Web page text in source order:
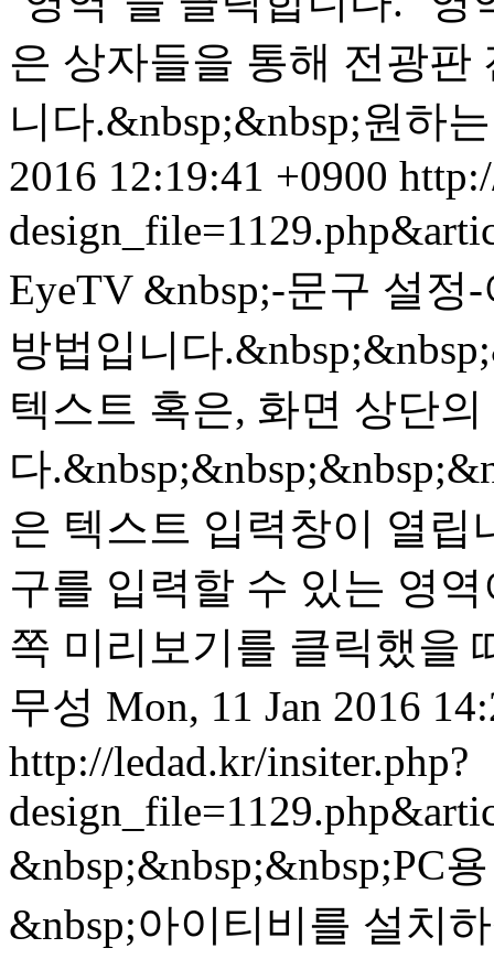
은 상자들을 통해 전광판
니다.&nbsp;&nbsp;원하
2016 12:19:41 +0900
EyeTV &nbsp;-문구 설
방법입니다
텍스트 혹은, 화면 상단
다
은 텍스트 입력창이 열립
구를 입력할 수 있는 영
쪽 미리보기를 클릭했을
무성 Mon, 11 Jan 2016
http://ledad.kr/insiter.php?
&nbsp;&nbsp;&nbsp;PC
&nbsp;아이티비를 설치